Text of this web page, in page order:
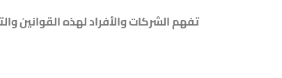
تفهم الشركات والأفراد لهذه القوانين